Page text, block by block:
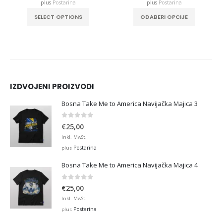
plus Postarina
SELECT OPTIONS
plus Postarina
ODABERI OPCIJE
IZDVOJENI PROIZVODI
Bosna Take Me to America Navijačka Majica 3
€25,00
Inkl. MwSt.
plus Postarina
Bosna Take Me to America Navijačka Majica 4
0 out of 5
€25,00
Inkl. MwSt.
plus Postarina